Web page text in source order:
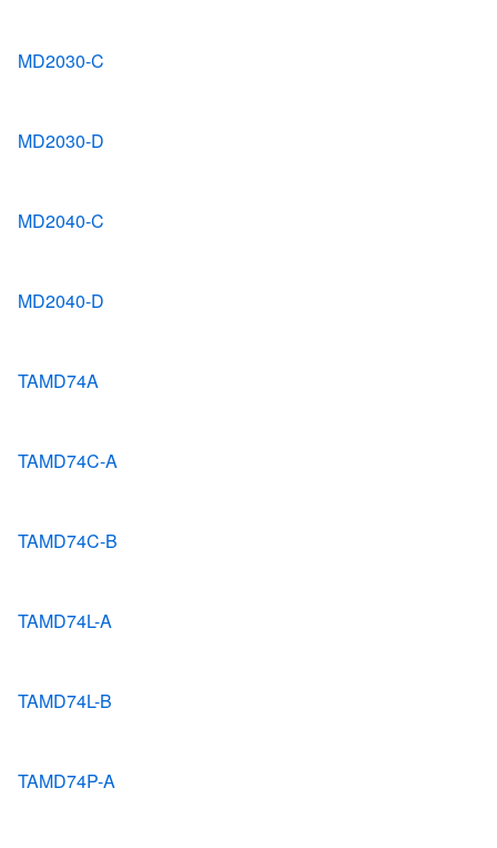
MD2030-C
MD2030-D
MD2040-C
MD2040-D
TAMD74A
TAMD74C-A
TAMD74C-B
TAMD74L-A
TAMD74L-B
TAMD74P-A